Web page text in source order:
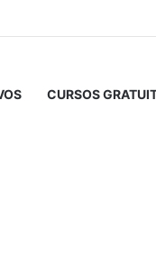
CURSOS